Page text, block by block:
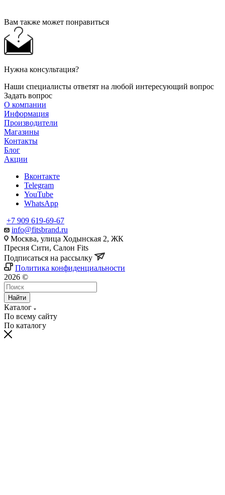
Вам также может понравиться
Нужна консультация?
Наши специалисты ответят на любой интересующий вопрос
Задать вопрос
О компании
Информация
Производители
Магазины
Контакты
Блог
Акции
Вконтакте
Telegram
YouTube
WhatsApp
+7 909 619-69-67
info@fitsbrand.ru
Москва, улица Ходынская 2, ЖК
Пресня Сити, Салон Fits
Подписаться на рассылку
Политика конфиденциальности
2026 ©
Найти
Каталог
По всему сайту
По каталогу